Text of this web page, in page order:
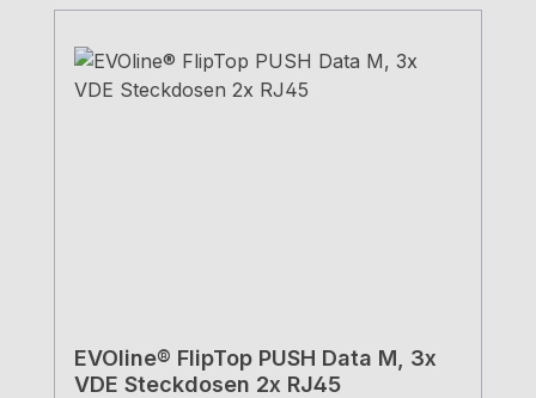
EVOline® FlipTop PUSH Data M, 3x
VDE Steckdosen 2x RJ45